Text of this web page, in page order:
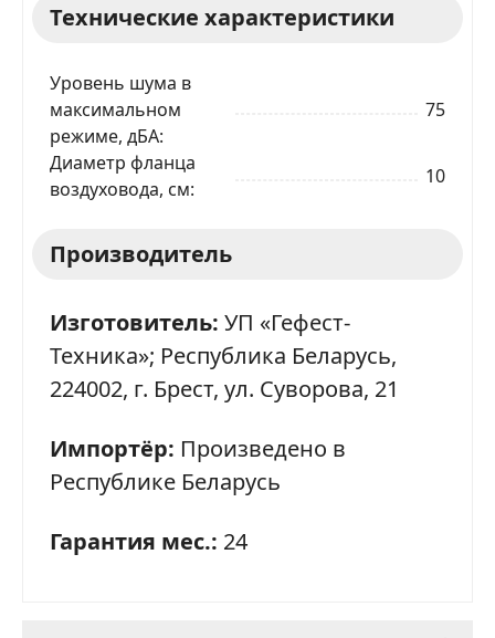
Технические характеристики
Уровень шума в
максимальном
режиме, дБА
75
Диаметр фланца
воздуховода, см
10
Производитель
Изготовитель: УП «Гефест-
Техника»; Республика Беларусь,
224002, г. Брест, ул. Суворова, 21
Импортёр: Произведено в
Республике Беларусь
Гарантия мес.: 24